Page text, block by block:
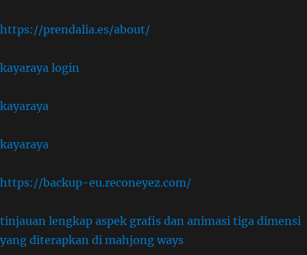
https://prendalia.es/about/
kayaraya login
kayaraya
kayaraya
https://backup-eu.reconeyez.com/
tinjauan lengkap aspek grafis dan animasi tiga dimensi
yang diterapkan di mahjong ways